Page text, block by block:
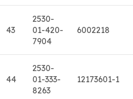
43
2530-
01-420-
7904
6002218
44
2530-
01-333-
8263
12173601-1